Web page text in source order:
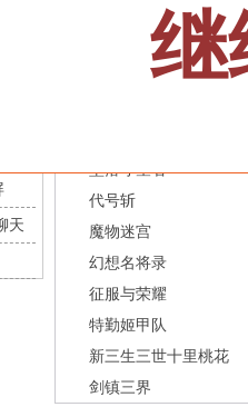
点
点
点
关
解
天
黎明召唤
龙之战歌
坠落守望者
代号斩
魔物迷宫
幻想名将录
征服与荣耀
特勤姬甲队
新三生三世十里桃花
剑镇三界
继